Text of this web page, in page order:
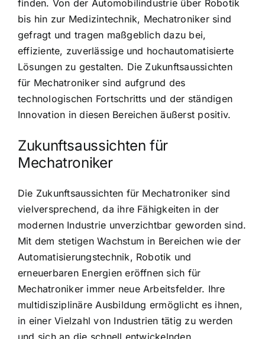
finden. Von der Automobilindustrie über Robotik
bis hin zur Medizintechnik, Mechatroniker sind
gefragt und tragen maßgeblich dazu bei,
effiziente, zuverlässige und hochautomatisierte
Lösungen zu gestalten. Die Zukunftsaussichten
für Mechatroniker sind aufgrund des
technologischen Fortschritts und der ständigen
Innovation in diesen Bereichen äußerst positiv.
Zukunftsaussichten für
Mechatroniker
Die Zukunftsaussichten für Mechatroniker sind
vielversprechend, da ihre Fähigkeiten in der
modernen Industrie unverzichtbar geworden sind.
Mit dem stetigen Wachstum in Bereichen wie der
Automatisierungstechnik, Robotik und
erneuerbaren Energien eröffnen sich für
Mechatroniker immer neue Arbeitsfelder. Ihre
multidisziplinäre Ausbildung ermöglicht es ihnen,
in einer Vielzahl von Industrien tätig zu werden